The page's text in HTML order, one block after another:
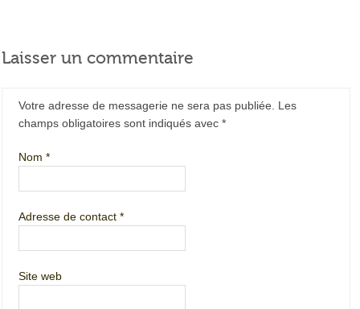
Laisser un commentaire
Votre adresse de messagerie ne sera pas publiée. Les
champs obligatoires sont indiqués avec*
Nom*
Adresse de contact*
Site web